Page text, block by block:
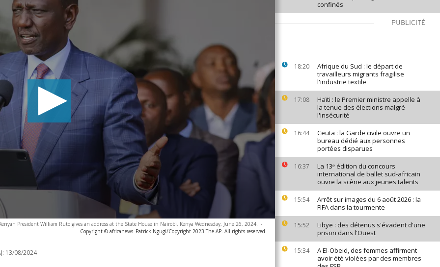
confinés
PUBLICITÉ
18:20
Afrique du Sud : le départ de
travailleurs migrants fragilise
l'industrie textile
17:08
Haïti : le Premier ministre appelle à
la tenue des élections malgré
l'insécurité
16:44
Ceuta : la Garde civile ouvre un
bureau dédié aux personnes
portées disparues
16:37
La 13ᵉ édition du concours
international de ballet sud-africain
ouvre la scène aux jeunes talents
15:54
Arrêt sur images du 6 août 2026 : la
FIFA dans la tourmente
15:52
Libye : des détenus s'évadent d'une
prison dans l'Ouest
15:34
A El-Obeid, des femmes affirment
avoir été violées par des membres
President William Ruto gives an address at the State House in Nairobi, Kenya Wednesday, June 26, 2024. -
Copyright © africanews Patrick Ngugi/Copyright 2023 The AP. All rights reserved
13/08/2024